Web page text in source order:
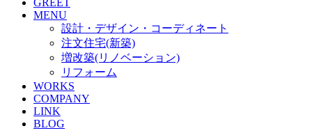
MENU
設計・デザイン・コーディネート
注文住宅(新築)
増改築(リノベーション)
リフォーム
WORKS
COMPANY
LINK
BLOG